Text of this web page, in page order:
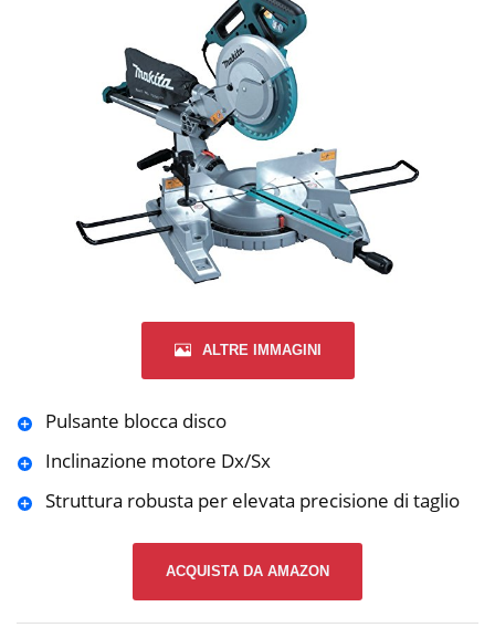
ALTRE IMMAGINI
Pulsante blocca disco
Inclinazione motore Dx/Sx
Struttura robusta per elevata precisione di taglio
ACQUISTA DA AMAZON